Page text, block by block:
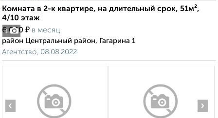
4
Комната в 2-к квартире, на длительный срок, 51м²,
4/10 этаж
6 000 ₽ в месяц
район Центральный район, Гагарина 1
Агентство, 08.08.2022
‹ ›